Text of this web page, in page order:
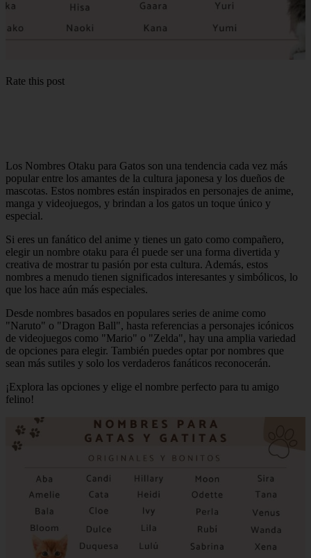
Rate this post
Los Nombres Otaku para Gatos son una tendencia cada vez más
popular entre los amantes de la cultura japonesa y los dueños de
mascotas. Estos nombres están inspirados en personajes de anime,
manga y videojuegos, y brindan a los gatos un toque único y
especial.
Si eres un fanático del anime y tienes un gato como compañero,
elegir un nombre otaku para él puede ser una forma divertida y
creativa de mostrar tu pasión por esta cultura. Además, estos
nombres a menudo tienen significados interesantes y simbólicos, lo
que los hace aún más especiales.
Desde nombres basados en populares series de anime como
"Naruto" o "Dragon Ball", hasta referencias a personajes icónicos
de videojuegos como "Mario" o "Zelda", hay una amplia variedad
de opciones para elegir. También puedes optar por nombres que
sean más sutiles y solo los verdaderos fanáticos reconocerán.
¡Explora las opciones y elige el nombre perfecto para tu amigo
felino!